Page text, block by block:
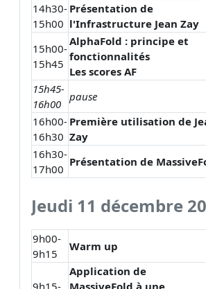
14h30-
15h00
Présentation de
l'Infrastructure Jean Zay
15h00-
15h45
AlphaFold : principe et
fonctionnalités
Les scores AF
15h45-
16h00
pause
16h00-
16h30
Première utilisation de
Zay
16h30-
17h00
Présentation de
Jeudi 11 décembre
9h00-
9h15
Warm up
9h15-
Application de
MassiveFold à une